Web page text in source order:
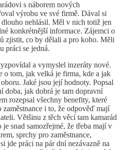
s náborem nových
výrobu ve své firmě. Dával si
nehlásil. Měl v nich totiž jen
konkrétnější informace. Zájemci o
zjistit, co by dělali a pro koho. Měli
práci se jedná.
a vymyslel inzeráty nové.
o tom, jak velká je firma, kde a jak
Jaké jsou její hodnoty. Popsal
doba, jak dobrá je tam dopravní
rozepsal všechny benefity, které
i to, že odpověď mají
Většinu z těch věcí tam kamarád
snad samozřejmé, že třeba mají v
sprchy pro zaměstnance,
jde práci na pár dní nezávazně na